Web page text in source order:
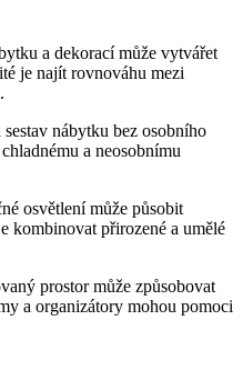
a dekorací může vytvářet
je najít rovnováhu mezi
nábytku bez osobního
a neosobnímu
osvětlení může působit
kombinovat přirozené a umělé
prostor může způsobovat
a organizátory mohou pomoci